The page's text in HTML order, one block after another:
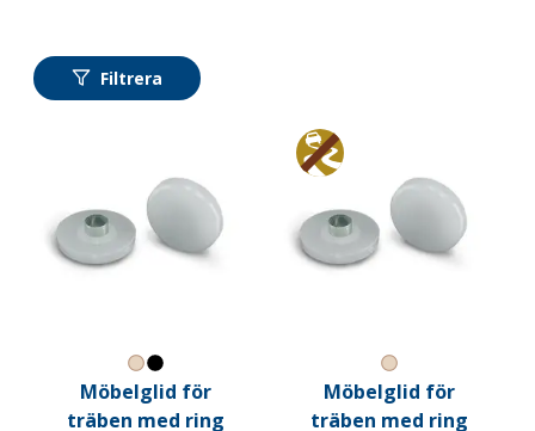
Filtrera
Natural
Svart
Möbelglid för
träben med ring
Anti glid
Natural
Möbelglid för
träben med ring